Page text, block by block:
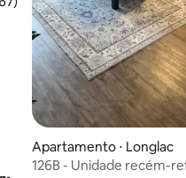
Apartamento ⋅ Longlac
126B - Unidade recém-